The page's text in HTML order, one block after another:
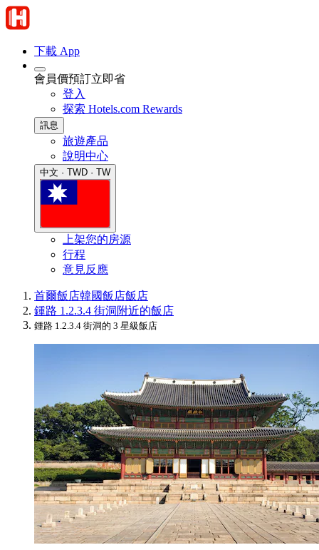
下載 App
會員價預訂立即省
登入
探索 Hotels.com Rewards
訊息
旅遊產品
說明中心
中文 · TWD · TW
上架您的房源
行程
意見反應
首爾飯店韓國飯店飯店
鍾路 1.2.3.4 街洞附近的飯店
鍾路 1.2.3.4 街洞的 3 星級飯店